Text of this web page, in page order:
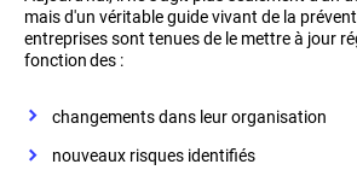
mais d'un véritable guide vivant de la
entreprises sont tenues de le mettre à jour
fonction des :
changements dans leur organisation
nouveaux risques identifiés